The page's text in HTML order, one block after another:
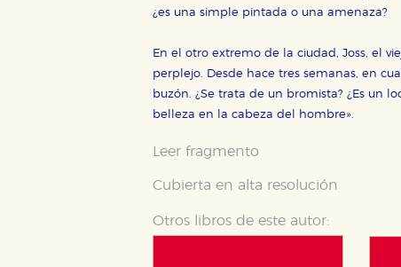
¿es una simple pintada o una amenaza?
En el otro extremo de la ciudad, Joss, el
perplejo. Desde hace tres semanas, en
buzón. ¿Se trata de un bromista? ¿Es un
belleza en la cabeza del hombre».
Leer fragmento
Cubierta en alta resolución
Otros libros de este autor: